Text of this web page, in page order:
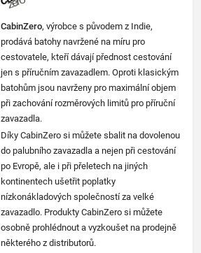
CabinZero, výrobce s původem z Indie,
prodává batohy navržené na míru pro
cestovatele, kteří dávají přednost cestování
jen s příručním zavazadlem. Oproti klasickým
batohům jsou navrženy pro maximální objem
při zachování rozměrových limitů pro příruční
zavazadla.
Díky CabinZero si můžete sbalit na dovolenou
do palubního zavazadla a nejen při cestování
po Evropě, ale i při přeletech na jiných
kontinentech ušetřit poplatky
nízkonákladových společností za velké
zavazadlo. Produkty CabinZero si můžete
osobně prohlédnout a vyzkoušet na prodejně
některého z distributorů.